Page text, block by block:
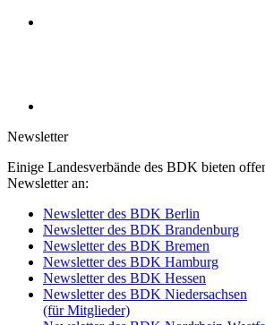
Newsletter
Einige Landesverbände des BDK bieten
Newsletter an:
Newsletter des BDK Berlin
Newsletter des BDK Brandenburg
Newsletter des BDK Bremen
Newsletter des BDK Hamburg
Newsletter des BDK Hessen
Newsletter des BDK Niedersachsen
(für Mitglieder)